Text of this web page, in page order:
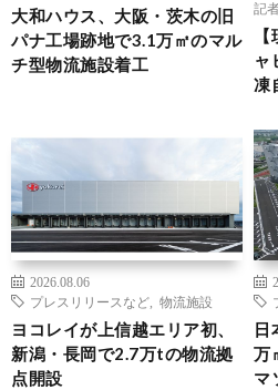
大和ハウス、大阪・茨木の旧
パナ工場跡地で3.1万㎡のマル
チ型物流施設着工
記
ャ
凍
2026.08.06
プレスリリースなど
物流施設
ヨコレイが上信越エリア初、
新潟・長岡で2.7万tの物流拠
点開設
日
万
マ